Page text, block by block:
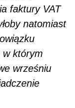
faktury VAT
natomiast
w którym
wrześniu